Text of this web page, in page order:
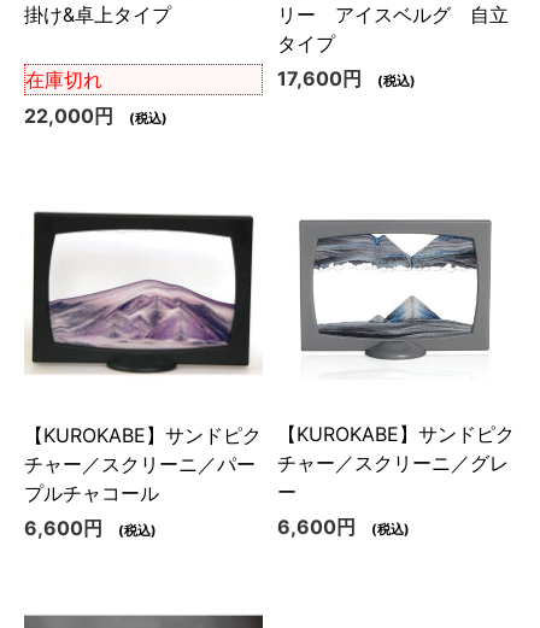
掛け&卓上タイプ
在庫切れ
22,000円
(税込)
リー アイスベルグ 自立
タイプ
17,600円
(税込)
【KUROKABE】サンドピク
チャー／スクリーニ／パー
プルチャコール
6,600円
(税込)
【KUROKABE】サンドピク
チャー／スクリーニ／グレ
ー
6,600円
(税込)